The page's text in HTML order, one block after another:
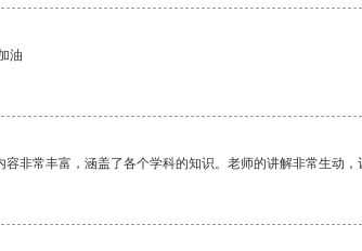
油
非常丰富，涵盖了各个学科的知识。老师的讲解非常生动，